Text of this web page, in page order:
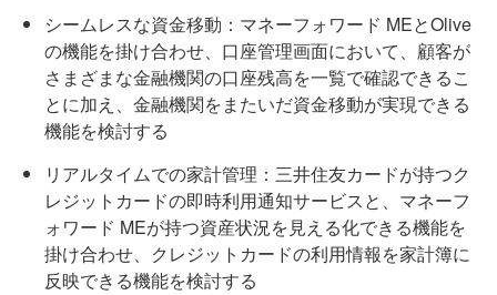
シームレスな資金移動：マネーフォワード MEとOlive
の機能を掛け合わせ、口座管理画面において、顧客が
さまざまな金融機関の口座残高を一覧で確認できるこ
とに加え、金融機関をまたいだ資金移動が実現できる
機能を検討する
リアルタイムでの家計管理：三井住友カードが持つク
レジットカードの即時利用通知サービスと、マネーフ
ォワード MEが持つ資産状況を見える化できる機能を
掛け合わせ、クレジットカードの利用情報を家計簿に
反映できる機能を検討する